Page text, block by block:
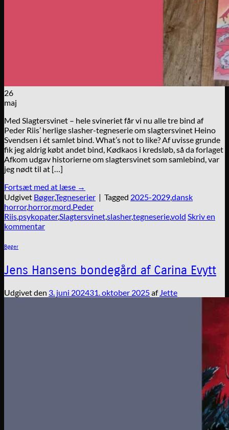
26
maj
Med Slagtersvinet – hele svineriet får vi nu alle tre bind af
Peder Riis’ herlige slasher-tegneserie om slagtersvinet Heino
Svendsen i ét samlet bind. What’s not to like? Af uvisse grunde
fik jeg aldrig købt andet bind, Kødkaos i kredsløb, så da forlaget
Afkom udgav historierne om slagtersvinet som samlebind, var
jeg nødt til at […]
Fortsæt med at læse →
Udgivet Bøger,Tegneserier | Tagged 2025-2029,dansk
horror,horror,mord,Peder
Riis,psykopater,Slagtersvinet,slasher,tegneserie,vold Skriv en
kommentar
Bøger
Jens Hansens bondegård af Carina Evytt
Udgivet den 3. juni 202431. oktober 2025af Jette